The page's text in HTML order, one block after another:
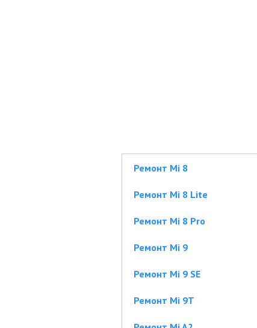
Ремонт Mi 8
Ремонт Mi 8 Lite
Ремонт Mi 8 Pro
Ремонт Mi 9
Ремонт Mi 9 SE
Ремонт Mi 9T